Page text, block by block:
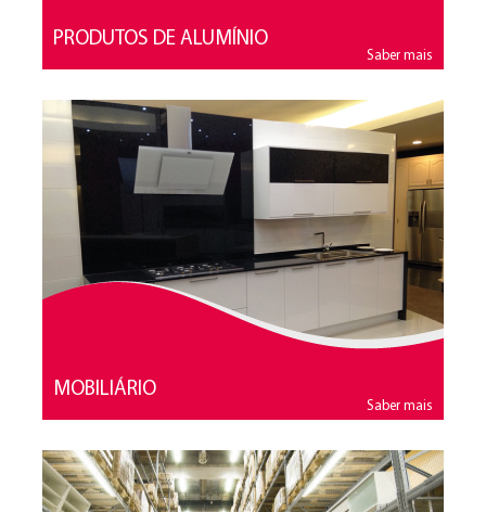
PRODUTOS DE ALUMÍNIO
Saber mais
MOBILIÁRIO
Saber mais